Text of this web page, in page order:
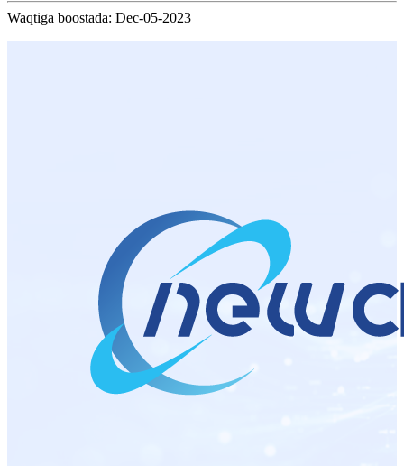
Waqtiga boostada: Dec-05-2023